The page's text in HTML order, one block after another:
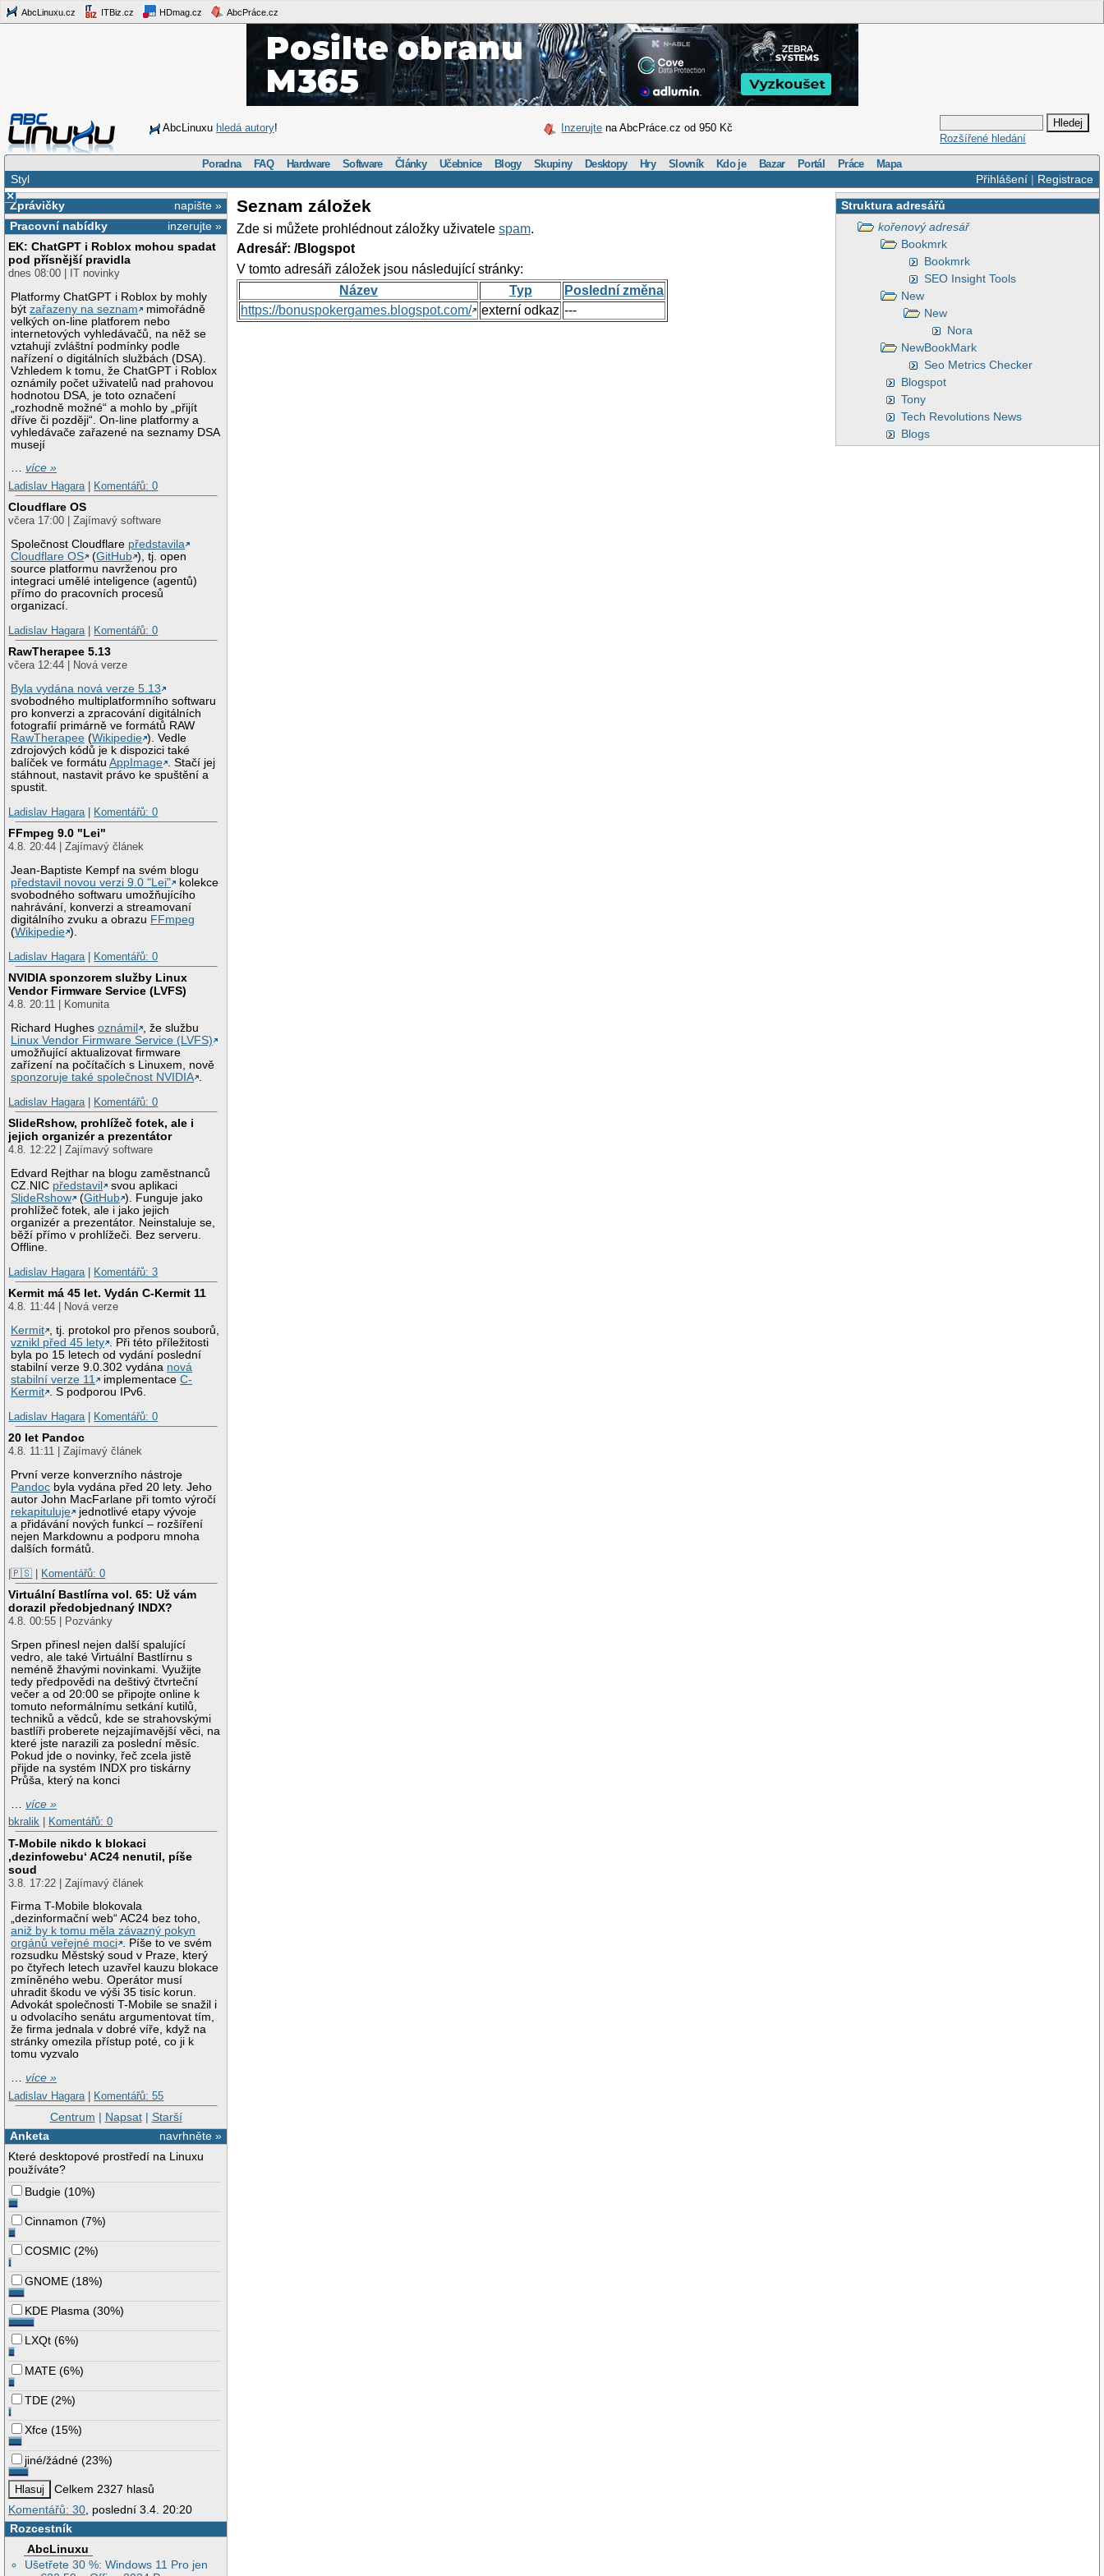
AbcLinuxu.cz ITBiz.cz HDmag.cz AbcPráce.cz
AbcLinuxu hledá autory! Inzerujte na AbcPráce.cz od 950 Kč
Rozšířené hledání
Poradna FAQ Hardware Software Články Učebnice Blogy Skupiny Desktopy Hry Slovník Kdo je Bazar Portál Práce Mapa
Přihlášení| Registrace
Styl
×
napište »
Zprávičky
inzerujte »
Pracovní nabídky
EK: ChatGPT i Roblox mohou spadat
pod přísnější pravidla
dnes 08:00 | IT novinky
Platformy ChatGPT i Roblox by mohly
býtzařazeny na seznam
mimořádně
velkých on-line platforem nebo
internetových vyhledávačů, na něž se
vztahují zvláštní podmínky podle
nařízení o digitálních službách (DSA).
Vzhledem k tomu, že ChatGPT i Roblox
oznámily počet uživatelů nad prahovou
hodnotou DSA, je toto označení
„rozhodně možné“ a mohlo by „přijít
dříve či později“. On-line platformy a
vyhledávače zařazené na seznamy DSA
musejí
…více »
Ladislav Hagara
Komentářů: 0
Cloudflare OS
včera 17:00 | Zajímavý software
Společnost Cloudflare představila
Cloudflare OS
(GitHub ), tj. open
source platformu navrženou pro
integraci umělé inteligence (agentů)
přímo do pracovních procesů
organizací.
Ladislav Hagara
Komentářů: 0
RawTherapee 5.13
včera 12:44 | Nová verze
Byla vydána nová verze 5.13
svobodného multiplatformního softwaru
pro konverzi a zpracování digitálních
fotografií primárně ve formátů RAW
RawTherapee (Wikipedie ). Vedle
zdrojových kódů je k dispozici také
balíček ve formátuAppImage . Stačí jej
stáhnout, nastavit právo ke spuštění a
spustit.
Ladislav Hagara
Komentářů: 0
FFmpeg 9.0 "Lei"
4.8. 20:44 | Zajímavý článek
Jean-Baptiste Kempf na svém blogu
představil novou verzi 9.0 "Lei"
kolekce
svobodného softwaru umožňujícího
nahrávání, konverzi a streamovaní
digitálního zvuku a obrazu FFmpeg
(Wikipedie ).
Ladislav Hagara
Komentářů: 0
NVIDIA sponzorem služby Linux
Vendor Firmware Service (LVFS)
4.8. 20:11 | Komunita
Richard Hughesoznámil
, že službu
Linux Vendor Firmware Service (LVFS)
umožňující aktualizovat firmware
zařízení na počítačích s Linuxem, nově
sponzoruje také společnost NVIDIA .
Ladislav Hagara | Komentářů: 0
SlideRshow, prohlížeč fotek, ale i
jejich organizér a prezentátor
4.8. 12:22 | Zajímavý software
Edvard Rejthar na blogu zaměstnanců
CZ.NIC představil
svou aplikaci
SlideRshow
(GitHub ). Funguje jako
prohlížeč fotek, ale i jako jejich
organizér a prezentátor. Neinstaluje se,
běží přímo v prohlížeči. Bez serveru.
Offline.
Ladislav Hagara | Komentářů: 3
Kermit má 45 let. Vydán C-Kermit 11
4.8. 11:44 | Nová verze
Kermit , tj. protokol pro přenos souborů,
vznikl před 45 lety . Při této příležitosti
byla po 15 letech od vydání poslední
stabilní verze 9.0.302 vydána nová
stabilní verze 11
implementaceC-
Kermit . S podporou IPv6.
Ladislav Hagara | Komentářů: 0
20 let Pandoc
4.8. 11:11 | Zajímavý článek
První verze konverzního nástroje
Pandoc byla vydána před 20 lety. Jeho
autor John MacFarlane při tomto výročí
rekapituluje
jednotlivé etapy vývoje
a přidávání nových funkcí – rozšíření
nejen Markdownu a podporu mnoha
dalších formátů.
|🇵🇸 | Komentářů: 0
Virtuální Bastlírna vol. 65: Už vám
dorazil předobjednaný INDX?
4.8. 00:55 | Pozvánky
Srpen přinesl nejen další spalující
vedro, ale také Virtuální Bastlírnu s
neméně žhavými novinkami. Využijte
tedy předpovědi na deštivý čtvrteční
večer a od 20:00 se připojte online k
tomuto neformálnímu setkání kutilů,
techniků a vědců, kde se strahovskými
bastlíři proberete nejzajímavější věci, na
které jste narazili za poslední měsíc.
Pokud jde o novinky, řeč zcela jistě
přijde na systém INDX pro tiskárny
Průša, který na konci
…více »
bkralik
Komentářů: 0
T-Mobile nikdo k blokaci
‚dezinfowebu‘ AC24 nenutil, píše
soud
3.8. 17:22 | Zajímavý článek
Firma T-Mobile blokovala
„dezinformační web“ AC24 bez toho,
aniž by k tomu měla závazný pokyn
orgánů veřejné moci . Píše to ve svém
rozsudku Městský soud v Praze, který
po čtyřech letech uzavřel kauzu blokace
zmíněného webu. Operátor musí
uhradit škodu ve výši 35 tisíc korun.
Advokát společnosti T-Mobile se snažil i
u odvolacího senátu argumentovat tím,
že firma jednala v dobré víře, když na
stránky omezila přístup poté, co ji k
tomu vyzvalo
…více »
Ladislav Hagara | Komentářů: 55
Centrum | Napsat| Starší
navrhněte »
Anketa
Které desktopové prostředí na Linuxu
používáte?
Budgie (10%)
Cinnamon (7%)
COSMIC (2%)
GNOME (18%)
KDE Plasma (30%)
LXQt (6%)
MATE (6%)
TDE (2%)
Xfce (15%)
jiné/žádné (23%)
Celkem 2327 hlasů
Komentářů: 30, poslední 3.4. 20:20
Rozcestník
AbcLinuxu
Ušetřete 30 %: Windows 11 Pro jen
Struktura adresářů
kořenový adresář
Bookmrk
Bookmrk
SEO Insight Tools
New
New
Nora
NewBookMark
Seo Metrics Checker
Blogspot
Tony
Tech Revolutions News
Blogs
Seznam záložek
Zde si můžete prohlédnout záložky uživatelespam.
Adresář: /Blogspot
V tomto adresáři záložek jsou následující stránky:
Název
Typ
Poslední změna
https://bonuspokergames.blogspot.com/
externí odkaz ---